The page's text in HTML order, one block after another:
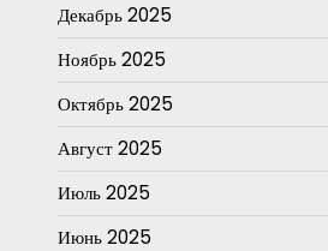
Декабрь 2025
Ноябрь 2025
Октябрь 2025
Август 2025
Июль 2025
Июнь 2025